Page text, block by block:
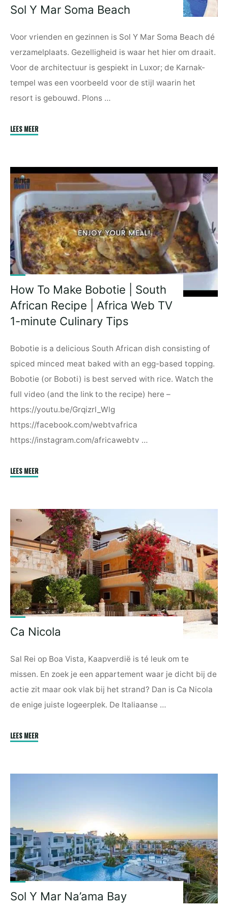
Sol Y Mar Soma Beach
Voor vrienden en gezinnen is Sol Y Mar Soma Beach dé
verzamelplaats. Gezelligheid is waar het hier om draait.
Voor de architectuur is gespiekt in Luxor; de Karnak-
tempel was een voorbeeld voor de stijl waarin het
resort is gebouwd. Plons …
LEES MEER"Sol
Soma
How To Make Bobotie | South
African Recipe | Africa Web TV
1-minute Culinary Tips
Bobotie is a delicious South African dish consisting of
spiced minced meat baked with an egg-based topping.
Bobotie (or Boboti) is best served with rice. Watch the
full video (and the link to the recipe) here –
https://youtu.be/Grqizrl_Wlg
https://facebook.com/webtvafrica
https://instagram.com/africawebtv …
LEES MEER"How
Bobotie
South
African
Recipe
|
Africa
Web
TV
minute
Tips"
Ca Nicola
Sal Rei op Boa Vista, Kaapverdië is té leuk om te
missen. En zoek je een appartement waar je dicht bij de
actie zit maar ook vlak bij het strand? Dan is Ca Nicola
de enige juiste logeerplek. De Italiaanse …
LEES MEER"Ca
Sol Y Mar Na’ama Bay